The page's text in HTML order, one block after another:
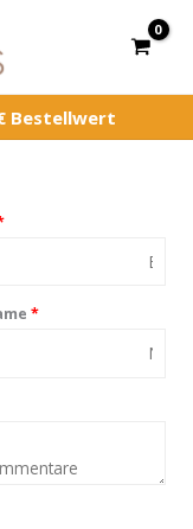
Bestellwert
*